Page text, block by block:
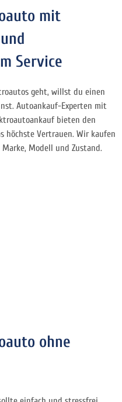
mit
Service
geht, willst du einen
Autoankauf-Experten mit
bieten den
höchste Vertrauen. Wir kaufen
Modell und Zustand.
ohne